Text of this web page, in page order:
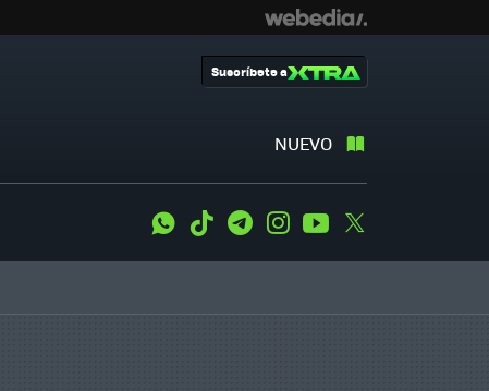
NUEVO
Suscríbete a
WhatsApp
Tiktok TelegramInstagramYoutube